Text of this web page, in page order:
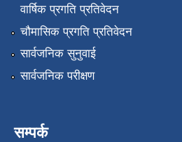
वार्षिक प्रगति प्रतिवेदन
चौमासिक प्रगति प्रतिवेदन
सार्वजनिक सुनुवाई
सार्वजनिक परीक्षण
सम्पर्क